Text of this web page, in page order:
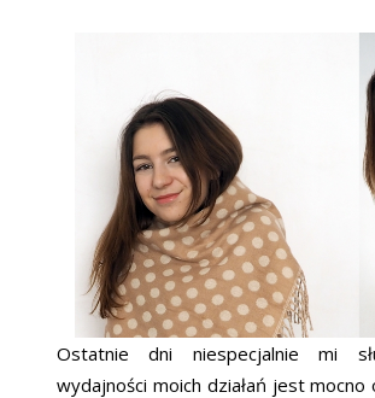
Ostatnie dni niespecjalnie mi
wydajności moich działań jest mocno